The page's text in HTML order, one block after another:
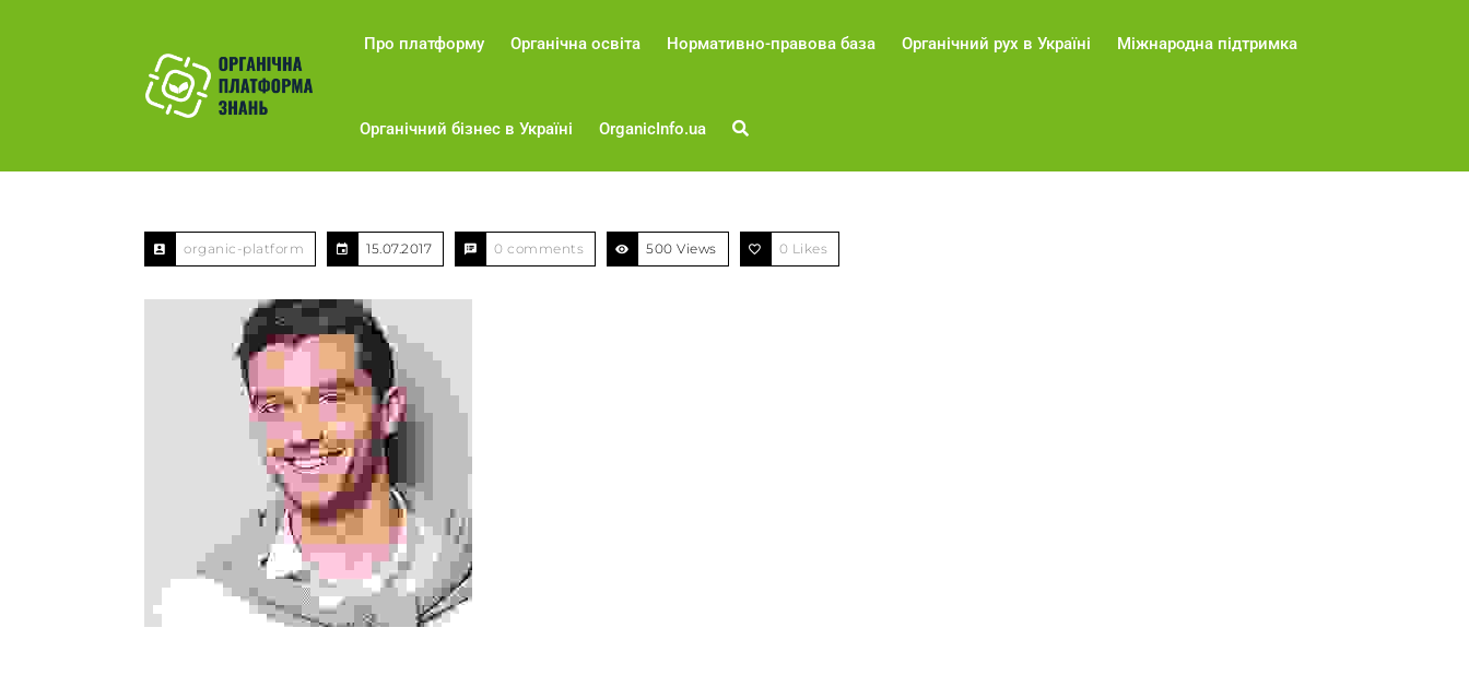
Про платформу Органічна освіта Нормативно-правова база Органічний рух в Україні Міжнародна підтримка
Органічний бізнес в Україні OrganicInfo.ua
organic-platform 15.07.2017 0 comments 500 Views 0 Likes